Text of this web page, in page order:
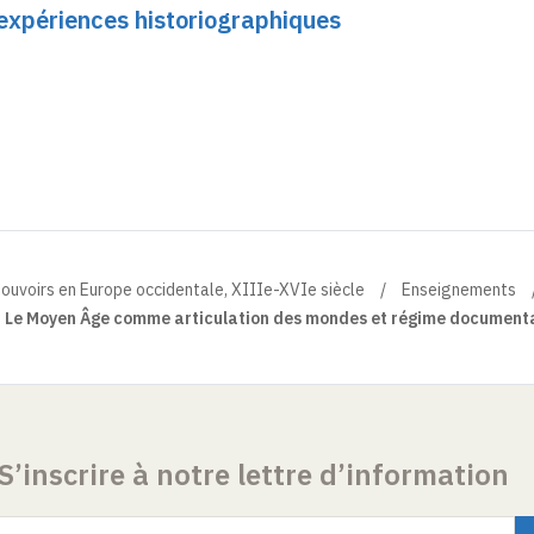
historiographiques
en Europe occidentale, XIIIe-XVIe siècle
Enseignements
Moyen Âge comme articulation des mondes et régime
à notre lettre d’information